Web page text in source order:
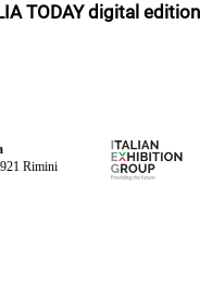
TODAY digital edition
Rimini